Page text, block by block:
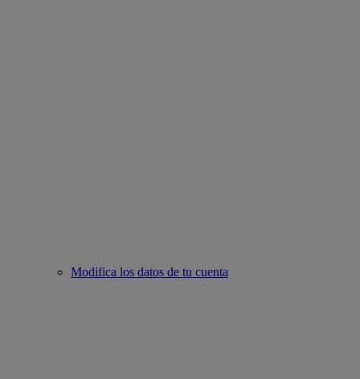
Modifica los datos de tu cuenta